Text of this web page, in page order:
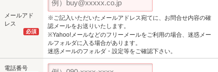
メールアド
レス
必須
※ご記入いただいたメールアドレス宛てに、お問合せ内容の確
認メールをお送りいたします。
※Yahoo!メールなどのフリーメールをご利用の場合、迷惑メー
ルフォルダに入る場合があります。
迷惑メールのフォルダ・設定等をご確認下さい。
電話番号